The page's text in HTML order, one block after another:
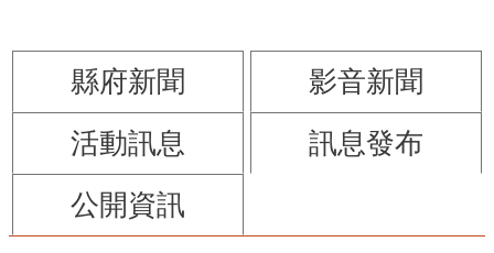
縣府新聞
影音新聞
活動訊息
訊息發布
公開資訊